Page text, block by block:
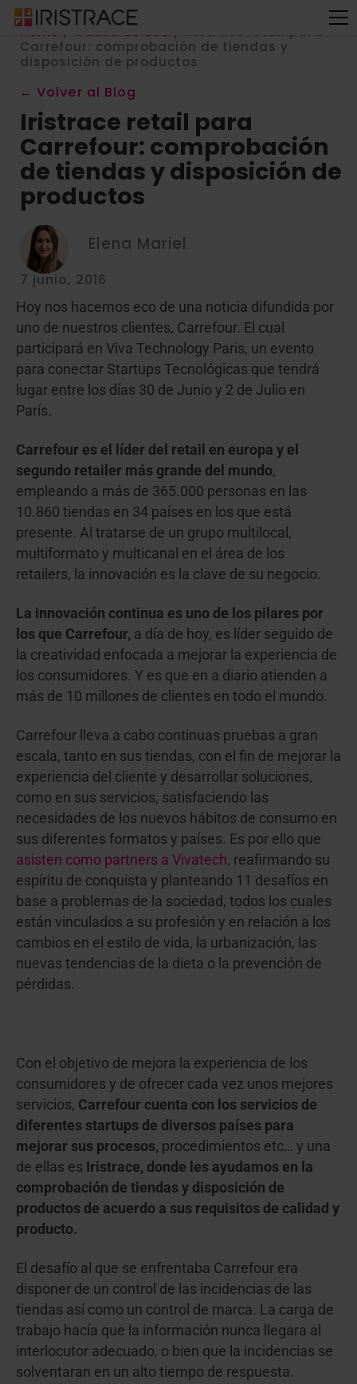
Home / Casos de uso / Iristrace retail para
Carrefour: comprobación de tiendas y
disposición de productos
← Volver al Blog
Iristrace retail para
Carrefour: comprobación
de tiendas y disposición de
productos
Elena Mariel
7 junio, 2016
Hoy nos hacemos eco de una noticia difundida por
uno de nuestros clientes, Carrefour. El cual
participará en Viva Technology Paris, un evento
para conectar Startups Tecnológicas que tendrá
lugar entre los días 30 de Junio y 2 de Julio en
París.
Carrefour es el líder del retail en europa y el
segundo retailer más grande del mundo,
empleando a más de 365.000 personas en las
10.860 tiendas en 34 países en los que está
presente. Al tratarse de un grupo multilocal,
multiformato y multicanal en el área de los
retailers, la innovación es la clave de su negocio.
La innovación continua es uno de los pilares por
los que Carrefour, a día de hoy, es líder seguido de
la creatividad enfocada a mejorar la experiencia de
los consumidores. Y es que en a diario atienden a
más de 10 millones de clientes en todo el mundo.
Carrefour lleva a cabo continuas pruebas a gran
escala, tanto en sus tiendas, con el fin de mejorar la
experiencia del cliente y desarrollar soluciones,
como en sus servicios, satisfaciendo las
necesidades de los nuevos hábitos de consumo en
sus diferentes formatos y países. Es por ello que
asisten como partners a Vivatech, reafirmando su
espíritu de conquista y planteando 11 desafíos en
base a problemas de la sociedad, todos los cuales
están vinculados a su profesión y en relación a los
cambios en el estilo de vida, la urbanización, las
nuevas tendencias de la dieta o la prevención de
pérdidas.
Con el objetivo de mejora la experiencia de los
consumidores y de ofrecer cada vez unos mejores
servicios, Carrefour cuenta con los servicios de
diferentes startups de diversos países para
mejorar sus procesos, procedimientos etc… y una
de ellas es Iristrace, donde les ayudamos en la
comprobación de tiendas y disposición de
productos de acuerdo a sus requisitos de calidad y
producto.
El desafío al que se enfrentaba Carrefour era
disponer de un control de las incidencias de las
tiendas así como un control de marca. La carga de
trabajo hacía que la información nunca
llegara al
interlocutor adecuado, o bien que la incidencias se
solventaran en un alto tiempo de respuesta.